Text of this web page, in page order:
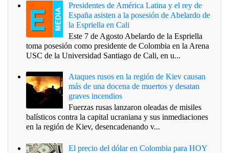
Presidentes de América Latina y el rey de
España asisten a la posesión de Abelardo de
la Espriella en Cali
Este 7 de Agosto Abelardo de la Espriella
toma posesión como presidente de Colombia en la Arena
USC de la Universidad Santiago de Cali, en u...
Ataques rusos en la región de Kiev causan
más de una docena de muertos y desatan
graves incendios
Fuerzas rusas lanzaron oleadas de misiles
balísticos contra la capital ucraniana y sus inmediaciones
en la región de Kiev, desencadenando v...
El precio del dólar en Colombia para HOY